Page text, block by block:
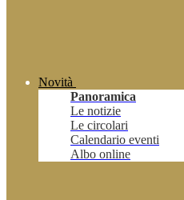
Novità
Panoramica
Le notizie
Le circolari
Calendario eventi
Albo online